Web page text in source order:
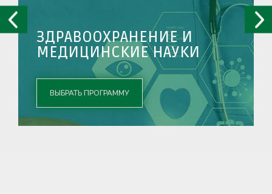
ПСИХОЛОГИЯ И
ПЕДАГОГИКА
ВЫБРАТЬ ПРОГРАММУ